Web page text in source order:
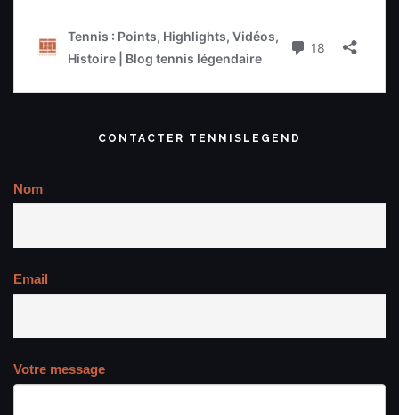
CONTACTER TENNISLEGEND
Nom
Email
Votre message